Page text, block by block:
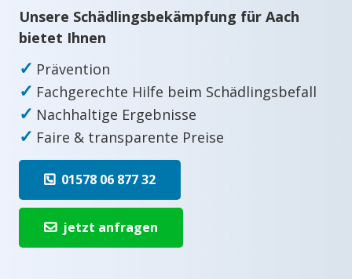
Unsere Schädlingsbekämpfung für Aach
bietet Ihnen
✓ Prävention
✓ Fachgerechte Hilfe beim Schädlingsbefall
✓ Nachhaltige Ergebnisse
✓ Faire & transparente Preise
01578 06 877 32
jetzt anfragen